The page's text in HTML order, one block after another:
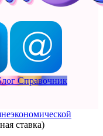
Справочник
ставка)